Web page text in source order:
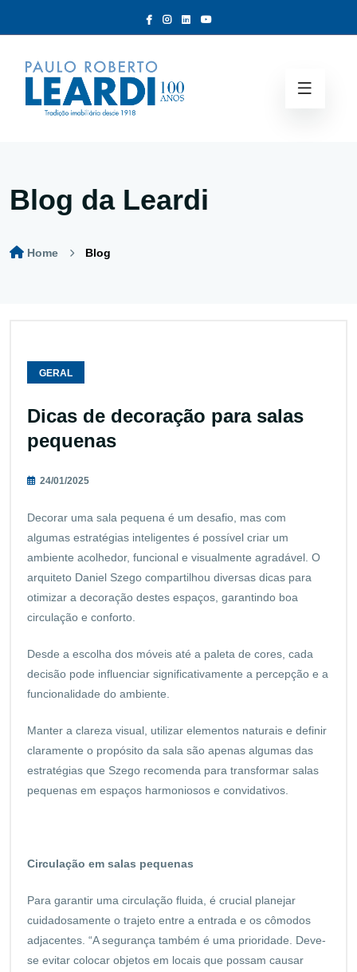
Blog da Leardi
Home Blog
GERAL
Dicas de decoração para salas
pequenas
24/01/2025
Decorar uma sala pequena é um desafio, mas com
algumas estratégias inteligentes é possível criar um
ambiente acolhedor, funcional e visualmente agradável. O
arquiteto Daniel Szego compartilhou diversas dicas para
otimizar a decoração destes espaços, garantindo boa
circulação e conforto.
Desde a escolha dos móveis até a paleta de cores, cada
decisão pode influenciar significativamente a percepção e a
funcionalidade do ambiente.
Manter a clareza visual, utilizar elementos naturais e definir
claramente o propósito da sala são apenas algumas das
estratégias que Szego recomenda para transformar salas
pequenas em espaços harmoniosos e convidativos.
Circulação em salas pequenas
Para garantir uma circulação fluida, é crucial planejar
cuidadosamente o trajeto entre a entrada e os cômodos
adjacentes. “A segurança também é uma prioridade. Deve-
se evitar colocar objetos em locais que possam causar